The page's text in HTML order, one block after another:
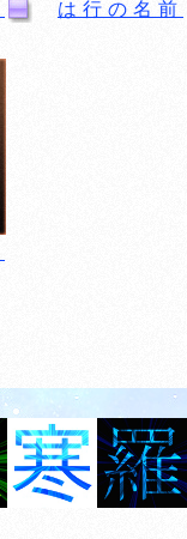
は行の名前